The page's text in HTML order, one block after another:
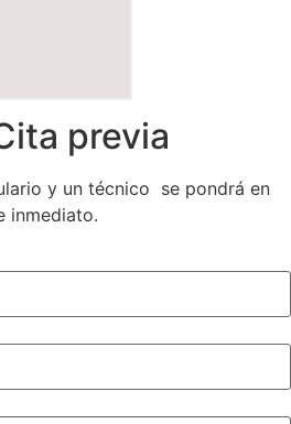
previa
y un técnico se pondrá en
inmediato.